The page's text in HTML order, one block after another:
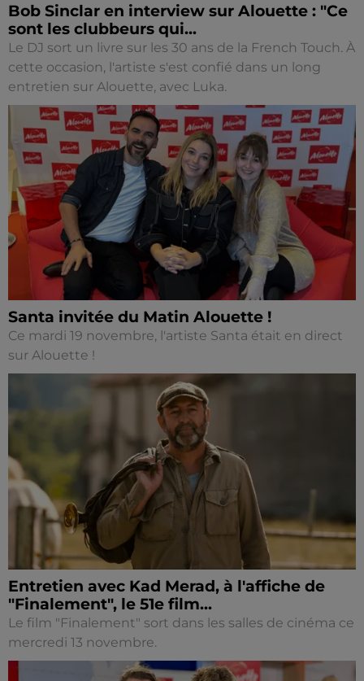
Bob Sinclar en interview sur Alouette : "Ce
sont les clubbeurs qui...
Le DJ sort un livre sur les 30 ans de la French Touch. À
cette occasion, l'artiste s'est confié dans un long
entretien sur Alouette, avec Luka.
Santa invitée du Matin Alouette !
Ce mardi 19 novembre, l'artiste Santa était en direct
sur Alouette !
Entretien avec Kad Merad, à l'affiche de
"Finalement", le 51e film...
Le film "Finalement" sort dans les salles de cinéma ce
mercredi 13 novembre.